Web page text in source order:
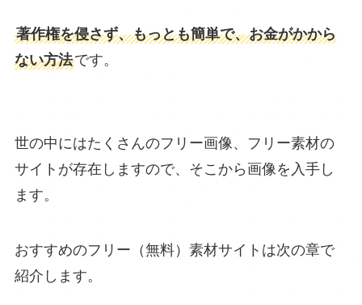
著作権を侵さず、もっとも簡単で、お金がかから
ない方法です。
世の中にはたくさんのフリー画像、フリー素材の
サイトが存在しますので、そこから画像を入手し
ます。
おすすめのフリー（無料）素材サイトは次の章で
紹介します。